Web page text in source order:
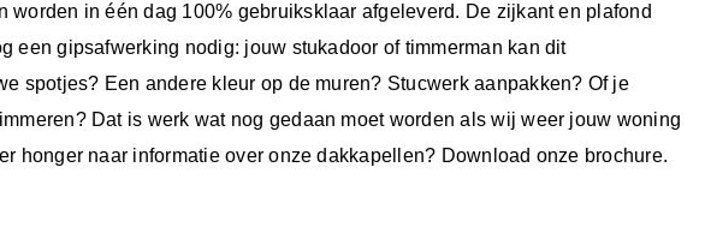
worden in één dag 100% gebruiksklaar afgeleverd. De zijkant en plafond
een gipsafwerking nodig: jouw stukadoor of timmerman kan dit
spotjes? Een andere kleur op de muren? Stucwerk aanpakken? Of je
Dat is werk wat nog gedaan moet worden als wij weer jouw woning
honger naar informatie over onze dakkapellen? Download onze brochure.